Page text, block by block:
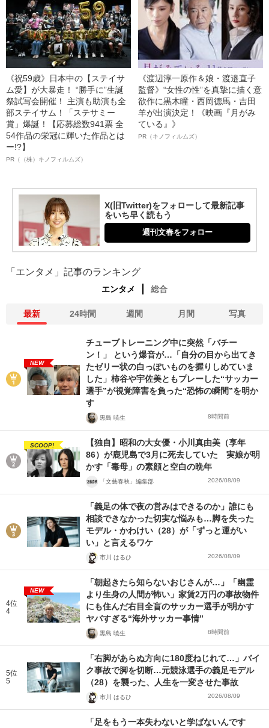
《祝59歳》日本中の【ステイサ
ム愛】が大暴走！ “勝手に”生誕
祭試写会開催！ 主演も助演も全
部ステイサム！「ステサミー
賞」爆誕！【応募総数941票 全
54作品の栄冠に輝いた作品とは
ー!?】
PR（（株）キノフィルムズ）
《渡辺淳一原作＆娘・渡邉直子
監督》“女性の性”を真摯に描く意
欲作に黒木瞳・西岡德馬・吉田
羊が出演決定！《映画『月がみ
ている』》
PR（キノフィルムズ）
X(旧Twitter)をフォローして最新記事
をいち早く読もう
週刊文春をフォロー
「エンタメ」記事のランキング
エンタメ 総合
最新 24時間 週間 月間 写真
NEW
チューブトレーニング中に突然「バチー
ン！」 という爆音が…「自分の目から出てき
たゼリー状の白っぽいものを握りしめていま
した」柿谷や宇佐美ともプレーした“サッカー
選手”が視覚障害を負った“恐怖の瞬間”を明か
す
黒島 暁生 8時間前
SCOOP!
【独自】昭和の大女優・小川真由美（享年
86）が鹿児島で3月に死去していた 実娘が明
かす「毒母」の素顔と空白の晩年
「文藝春秋」編集部 2026/08/09
「義足の体で夜の営みはできるのか」誰にも
相談できなかった切実な悩みも…脚を失った
モデル・かわけい（28）が「ずっと運がい
い」と言えるワケ
市川 はるひ 2026/08/09
4位
4
NEW
「朝起きたら知らないおじさんが…」「幽霊
より生身の人間が怖い」家賃2万円の事故物件
にも住んだ右目全盲のサッカー選手が明かす
ヤバすぎる“海外サッカー事情”
黒島 暁生 8時間前
5位
5
「右脚があらぬ方向に180度ねじれて…」バイ
ク事故で脚を切断…元競泳選手の義足モデル
（28）を襲った、人生を一変させた事故
市川 はるひ 2026/08/09
「足をもう一本失わないと学ばないんです